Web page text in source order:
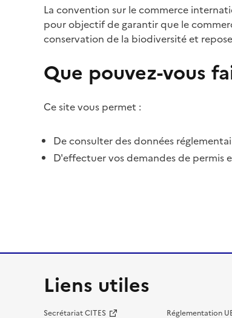
La convention sur le commerce
pour objectif de garantir que le
conservation de la biodiversité et
Que pouvez-vous
Ce site vous permet :
De consulter des données
D'effectuer vos demandes de permis
Liens utiles
Secrétariat CITES Réglementation